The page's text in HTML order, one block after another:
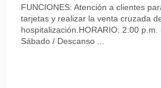
FUNCIONES: Atención a clientes
tarjetas y realizar la venta cruzada
hospitalización. HORARIO: 2:00
Sábado / Descanso ...